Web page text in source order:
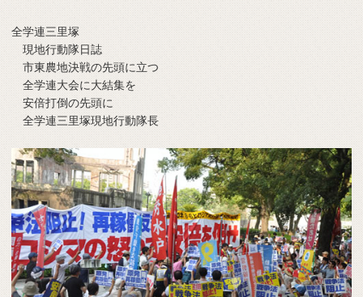
全学連三里塚
現地行動隊日誌
市東農地決戦の先頭に立つ
全学連大会に大結集を
安倍打倒の先頭に
全学連三里塚現地行動隊長